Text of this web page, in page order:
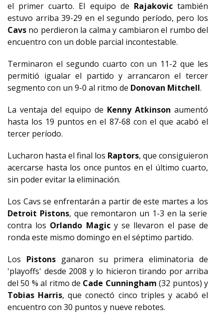
el primer cuarto. El equipo de Rajakovictambién
estuvo arriba 39-29 en el segundo período, pero los
Cavs no perdieron la calma y cambiaron el rumbo del
encuentro con un doble parcial incontestable.
Terminaron el segundo cuarto con un 11-2 que les
permitió igualar el partido y arrancaron el tercer
segmento con un 9-0 al ritmo de Donovan Mitchell.
La ventaja del equipo de Kenny Atkinson aumentó
hasta los 19 puntos en el 87-68 con el que acabó el
tercer período.
Lucharon hasta el final los Raptors, que consiguieron
acercarse hasta los once puntos en el último cuarto,
sin poder evitar la eliminación.
Los Cavs se enfrentarán a partir de este martes a los
Detroit Pistons, que remontaron un 1-3 en la serie
contra los Orlando Magicy se llevaron el pase de
ronda este mismo domingo en el séptimo partido.
Los Pistons ganaron su primera eliminatoria de
'playoffs' desde 2008 y lo hicieron tirando por arriba
del 50 % al ritmo de Cade Cunningham (32 puntos) y
Tobias Harris, que conectó cinco triples y acabó el
encuentro con 30 puntos y nueve rebotes.